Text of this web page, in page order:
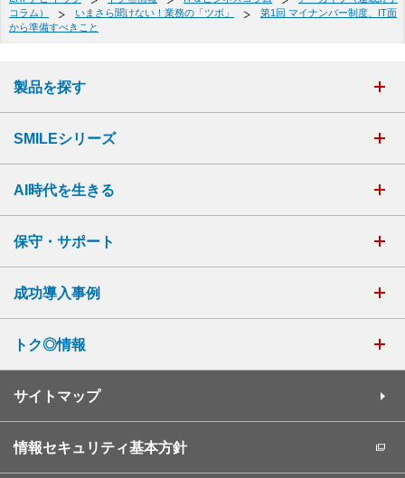
コラム）
いまさら聞けない！業務の「ツボ」
第1回 マイナンバー制度、IT面
から準備すべきこと
製品を探す
SMILEシリーズ
AI時代を生きる
保守・サポート
成功導入事例
トク◎情報
サイトマップ
情報セキュリティ基本方針